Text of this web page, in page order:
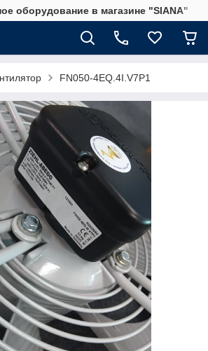
оборудование в магазине "SIANA"
FN050-4EQ.4I.V7P1